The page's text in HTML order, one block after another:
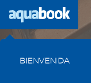
Previous
BIENVENIDA